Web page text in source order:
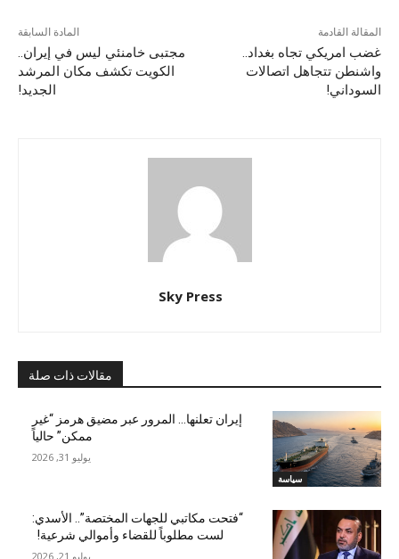
المادة السابقة
مجتبى خامنئي ليس في إيران..
الكويت تكشف مكان المرشد
الجديد!
المقالة القادمة
غضب امريكي تجاه بغداد..
واشنطن تتجاهل اتصالات
السوداني!
Sky Press
مقالات ذات صلة
سياسة
إيران تعلنها… المرور عبر مضيق هرمز “غير
ممكن” حالياً
يوليو 31, 2026
“فتحت مكاتبي للجهات المختصة”.. الأسدي:
لست مطلوباً للقضاء وأموالي شرعية!
يوليو 21, 2026